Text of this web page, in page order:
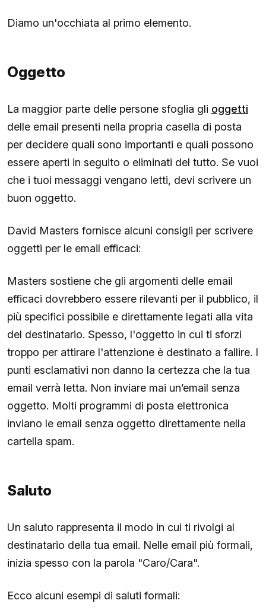
Diamo un'occhiata al primo elemento.
Oggetto
La maggior parte delle persone sfoglia gli oggetti
delle email presenti nella propria casella di posta
per decidere quali sono importanti e quali possono
essere aperti in seguito o eliminati del tutto. Se vuoi
che i tuoi messaggi vengano letti, devi scrivere un
buon oggetto.
David Masters fornisce alcuni consigli per scrivere
oggetti per le email efficaci:
Masters sostiene che gli argomenti delle email
efficaci dovrebbero essere rilevanti per il pubblico, il
più specifici possibile e direttamente legati alla vita
del destinatario. Spesso, l'oggetto in cui ti sforzi
troppo per attirare l'attenzione è destinato a fallire. I
punti esclamativi non danno la certezza che la tua
email verrà letta. Non inviare mai un’email senza
oggetto. Molti programmi di posta elettronica
inviano le email senza oggetto direttamente nella
cartella spam.
Saluto
Un saluto rappresenta il modo in cui ti rivolgi al
destinatario della tua email. Nelle email più formali,
inizia spesso con la parola "Caro/Cara".
Ecco alcuni esempi di saluti formali: